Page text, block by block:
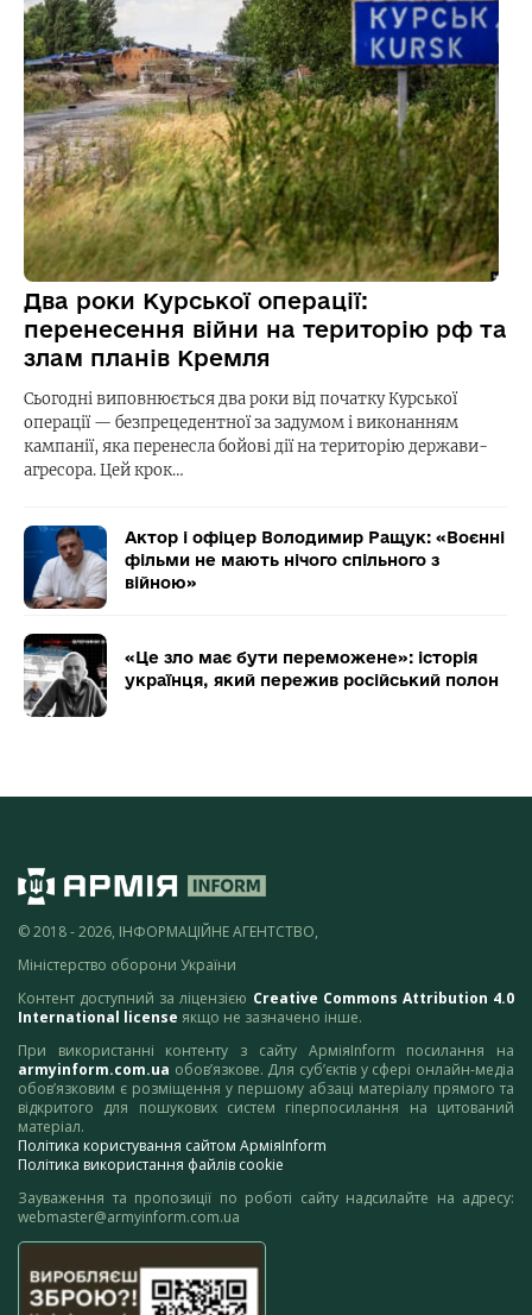
Два роки Курської операції:
перенесення війни на територію рф та
злам планів Кремля
Сьогодні виповнюється два роки від початку Курської
операції — безпрецедентної за задумом і виконанням
кампанії, яка перенесла бойові дії на територію держави-
агресора. Цей крок…
Актор і офіцер Володимир Ращук: «Воєнні
фільми не мають нічого спільного з
війною»
«Це зло має бути переможене»: історія
українця, який пережив російський полон
© 2018 - 2026, ІНФОРМАЦІЙНЕ АГЕНТСТВО,
Міністерство оборони України
Контент доступний за ліцензією Creative Commons Attribution 4.0
International license якщо не зазначено інше.
При використанні контенту з сайту АрміяInform посилання на
armyinform.com.ua обов’язкове. Для суб’єктів у сфері онлайн-медіа
обов’язковим є розміщення у першому абзаці матеріалу прямого та
відкритого для пошукових систем гіперпосилання на цитований
матеріал.
Політика користування сайтом АрміяInform
Політика використання файлів cookie
Зауваження та пропозиції по роботі сайту надсилайте на адресу:
webmaster@armyinform.com.ua